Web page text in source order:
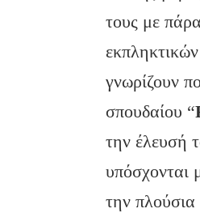
τους με
γνωρίζουν
σπουδαίου “
την έλευσή
υπόσχονται
την